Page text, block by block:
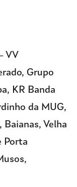
VV
Grupo
KR Banda
da MUG,
Velha
Porta